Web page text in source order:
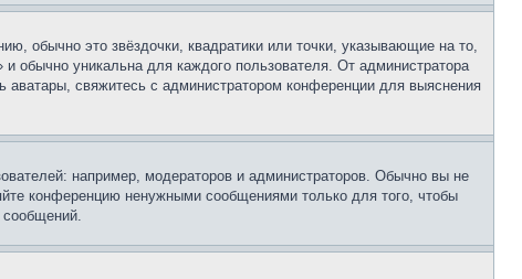
обычно это звёздочки, квадратики или точки, указывающие на то,
обычно уникальна для каждого пользователя. От администратора
аватары, свяжитесь с администратором конференции для выяснения
например, модераторов и администраторов. Обычно вы не
конференцию ненужными сообщениями только для того, чтобы
сообщений.